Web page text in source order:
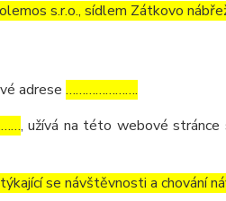
s.r.o., sídlem Zátkovo
adrese ………………….
, užívá na této webové stránce
se návštěvnosti a chování